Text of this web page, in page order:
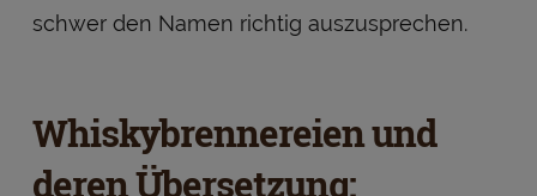
schwer den Namen richtig auszusprechen.
Whiskybrennereien und
deren Übersetzung: